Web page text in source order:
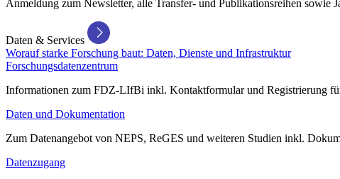
Anmeldung zum Newsletter, alle Transfer- und Publikationsreihen sowie
Daten & Services
Worauf starke Forschung baut: Daten, Dienste und Infrastruktur
Forschungsdatenzentrum
Informationen zum FDZ-LIfBi inkl. Kontaktformular und Registrierung
Daten und Dokumentation
Zum Datenangebot von NEPS, ReGES und weiteren Studien inkl.
Datenzugang